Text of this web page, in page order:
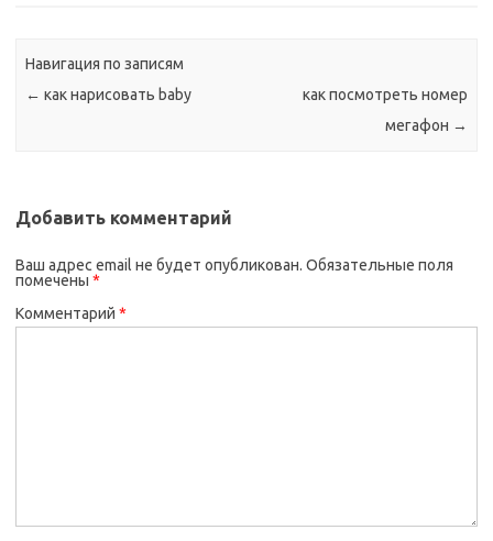
Навигация по записям
← как нарисовать baby
как посмотреть номер
мегафон →
Добавить комментарий
Ваш адрес email не будет опубликован. Обязательные поля
помечены *
Комментарий *